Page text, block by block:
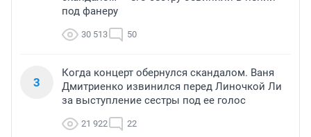
под фанеру
30 513 50
3
Когда концерт обернулся скандалом. Ваня
Дмитриенко извинился перед Линочкой Ли
за выступление сестры под ее голос
21 922 22